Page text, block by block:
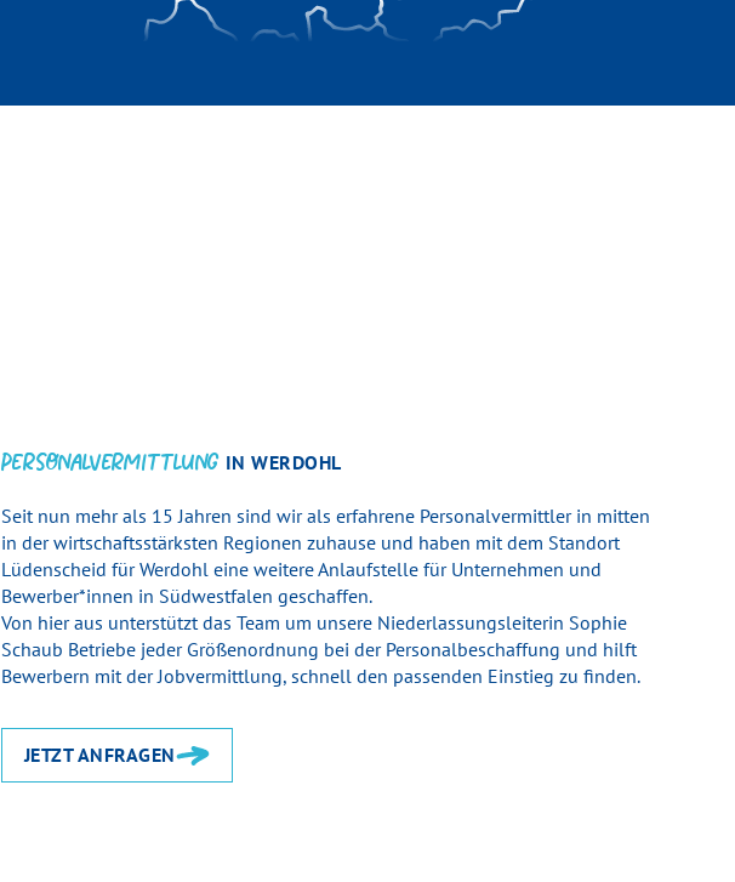
PERSONALVERMITTLUNG IN WERDOHL
Seit nun mehr als 15 Jahren sind wir als er­fahr­ene Personal­ver­mittler in mitten
in der wirt­schafts­stärksten Regi­onen zu­hause und haben mit dem Standort
Lüden­scheid für Werdohl eine weitere Anlaufstelle für Unternehmen und
Bewerber*innen in Südwestfalen geschaffen.
Von hier aus unterstützt das Team um unsere Nieder­lassungs­leiterin Sophie
Schaub Be­triebe jeder Größen­ordnung bei der Personal­be­schaffung und hilft
Be­werbern mit der Job­ver­mittlung, schnell den passen­den Ein­stieg zu finden.
JETZT ANFRAGEN